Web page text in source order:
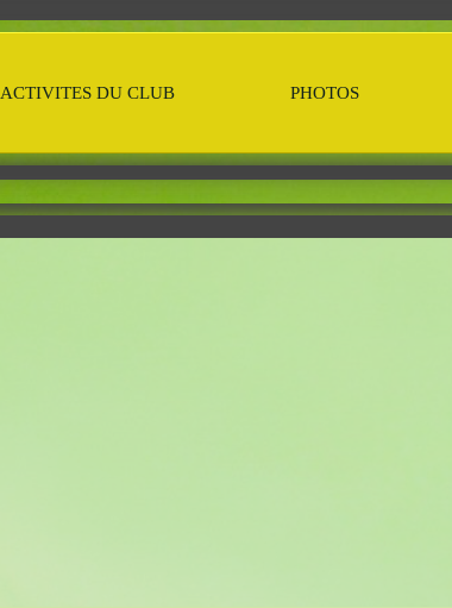
ACTIVITES DU CLUB PHOTOS